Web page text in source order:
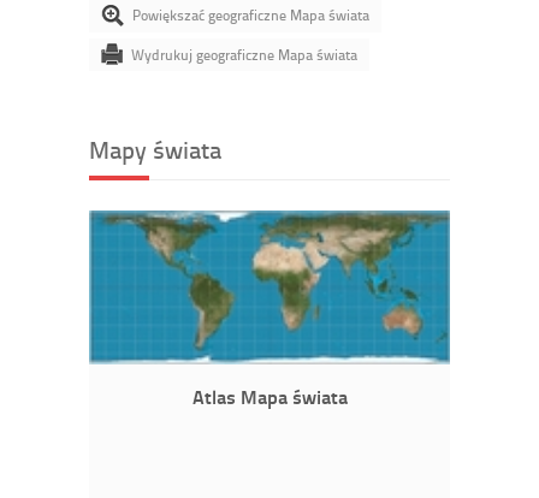
Powiększać geograficzne Mapa świata
Wydrukuj geograficzne Mapa świata
Mapy świata
Atlas Mapa świata